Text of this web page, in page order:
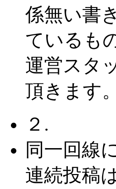
係無い書
ているも
運営スタ
頂きます。
２.
同一回線
連続投稿